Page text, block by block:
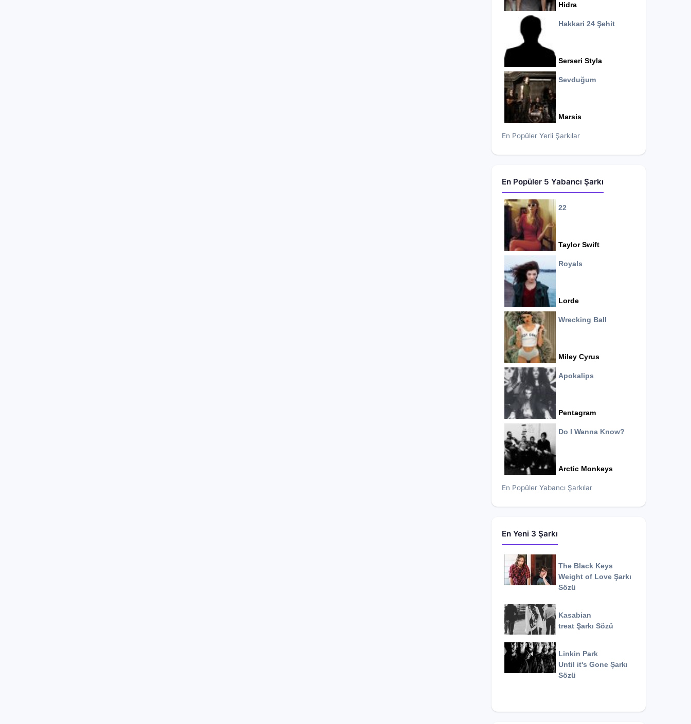
Hidra
Hakkari 24 Şehit
Serseri Styla
Sevduğum
Marsis
En Popüler Yerli Şarkılar
En Popüler 5 Yabancı Şarkı
22
Taylor Swift
Royals
Lorde
Wrecking Ball
Miley Cyrus
Apokalips
Pentagram
Do I Wanna Know?
Arctic Monkeys
En Popüler Yabancı Şarkılar
En Yeni 3 Şarkı
The Black Keys
Weight of Love Şarkı
Sözü
Kasabian
treat Şarkı Sözü
Linkin Park
Until it's Gone Şarkı
Sözü